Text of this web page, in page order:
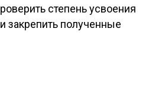
степень усвоения
закрепить полученные